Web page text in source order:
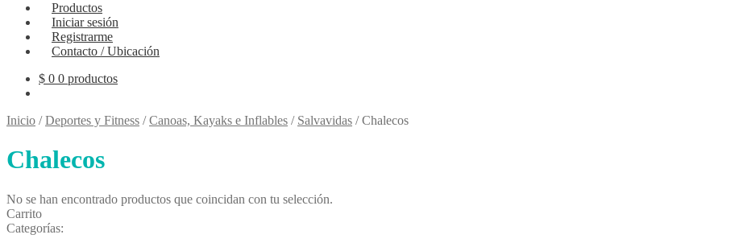
Productos
Iniciar sesión
Registrarme
Contacto / Ubicación
$ 0 0 productos
Inicio /Deportes y Fitness /Canoas, Kayaks e Inflables / Salvavidas /Chalecos
Chalecos
No se han encontrado productos que coincidan con tu selección.
Carrito
Categorías: